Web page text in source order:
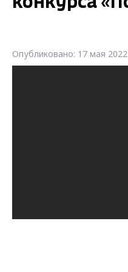
Опубликовано: 17 мая